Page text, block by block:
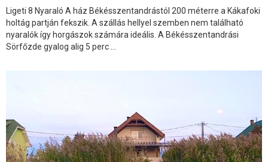
Ligeti 8 Nyaraló A ház Békésszentandrástól 200 méterre a Kákafoki
holtág partján fekszik. A szállás hellyel szemben nem található
nyaralók így horgászok számára ideális. A Békésszentandrási
Sörfőzde gyalog alig 5 perc ...